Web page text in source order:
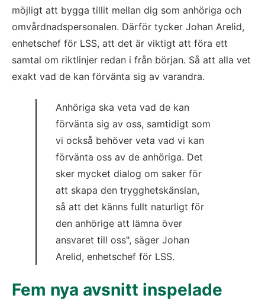
möjligt att bygga tillit mellan dig som anhöriga och
omvårdnadspersonalen. Därför tycker Johan Arelid,
enhetschef för LSS, att det är viktigt att föra ett
samtal om riktlinjer redan i från början. Så att alla vet
exakt vad de kan förvänta sig av varandra.
Anhöriga ska veta vad de kan
förvänta sig av oss, samtidigt som
vi också behöver veta vad vi kan
förvänta oss av de anhöriga. Det
sker mycket dialog om saker för
att skapa den trygghetskänslan,
så att det känns fullt naturligt för
den anhörige att lämna över
ansvaret till oss", säger Johan
Arelid, enhetschef för LSS.
Fem nya avsnitt inspelade